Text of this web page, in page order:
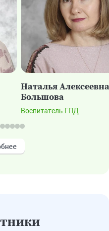
Наталья
Большова
Воспитатель ГПД